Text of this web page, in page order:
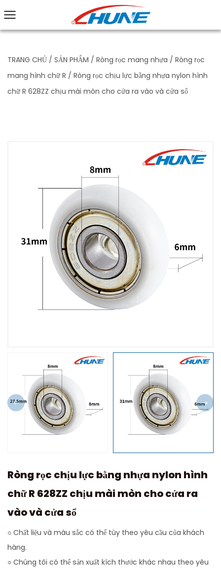
TRANG CHỦ / SẢN PHẨM / Ròng rọc mang nhựa / Ròng rọc
mang hình chữ R / Ròng rọc chịu lực bằng nhựa nylon hình
chữ R 628ZZ chịu mài mòn cho cửa ra vào và cửa sổ
Ròng rọc chịu lực bằng nhựa nylon hình
chữ R 628ZZ chịu mài mòn cho cửa ra
vào và cửa sổ
○ Chất liệu và màu sắc có thể tùy theo yêu cầu của khách
hàng.
○ Chúng tôi có thể sản xuất kích thước khác nhau theo yêu